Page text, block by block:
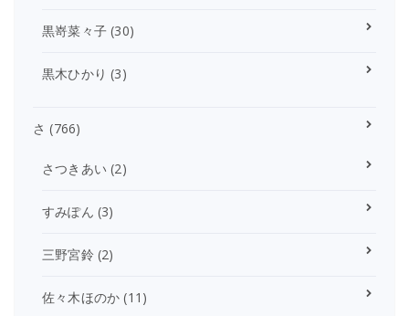
黒嵜菜々子 (30)
黒木ひかり (3)
さ (766)
さつきあい (2)
すみぽん (3)
三野宮鈴(2)
佐々木ほのか (11)